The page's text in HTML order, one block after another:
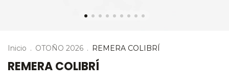
Inicio . OTOÑO 2026 . REMERA COLIBRÍ
REMERA COLIBRÍ